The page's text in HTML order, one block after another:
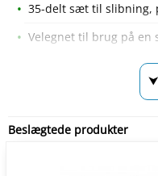
35-delt sæt til slibning,
Velegnet til brug på en
⮟
Beslægtede produkter